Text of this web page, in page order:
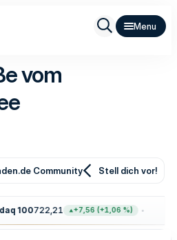
vom
Community Stell dich vor!
100722,21 +7,56 (+1,06 %)